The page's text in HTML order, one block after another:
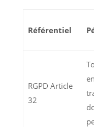
Référentiel
RGPD Article
32